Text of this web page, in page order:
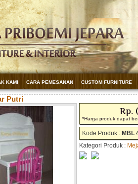
KAMI CARA PEMESANAN CUSTOM FURNITURE
Putri
Rp.
*Harga produk dapat
Kode Produk : MBL
Kategori Produk :